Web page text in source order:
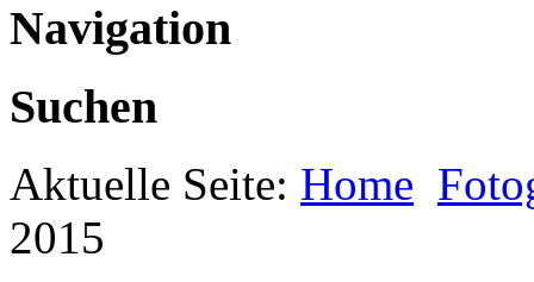
Navigation
Suchen
Aktuelle Seite: Home
2015